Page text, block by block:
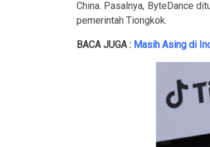
China. Pasalnya, ByteDance
pemerintah Tiongkok.
BACA JUGA : Masih Asing di